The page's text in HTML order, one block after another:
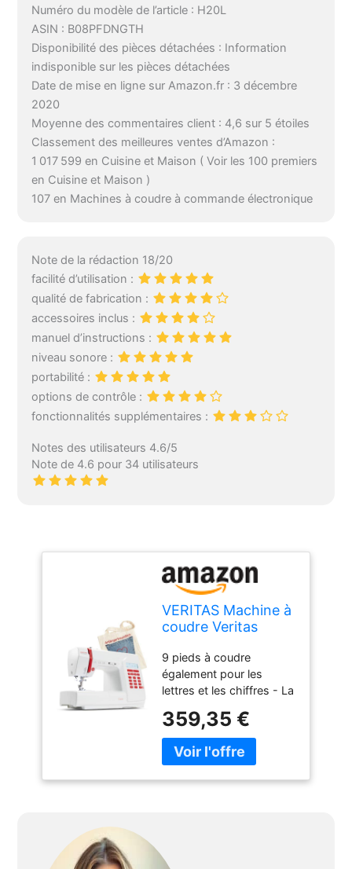
Numéro du modèle de l’article : H20L
ASIN : B08PFDNGTH
Disponibilité des pièces détachées : Information
indisponible sur les pièces détachées
Date de mise en ligne sur Amazon.fr : 3 décembre
2020
Moyenne des commentaires client : 4,6 sur 5 étoiles
Classement des meilleures ventes d’Amazon :
1 017 599 en Cuisine et Maison ( Voir les 100 premiers
en Cuisine et Maison )
107 en Machines à coudre à commande électronique
Note de la rédaction 18/20
facilité d’utilisation :
qualité de fabrication :
accessoires inclus :
manuel d’instructions :
niveau sonore :
portabilité :
options de contrôle :
fonctionnalités supplémentaires :
Notes des utilisateurs 4.6/5
Note de 4.6 pour 34 utilisateurs
VERITAS Machine à
coudre Veritas
Rouge
9 pieds à coudre
également pour les
lettres et les chiffres - La
de VERITAS permet non
seulement de coudre
des coutures et des
préprogrammé avec la
359,35 €